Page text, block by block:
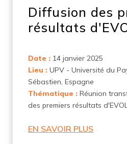
Diffusion des
résultats
Date : 14 janvier 2025
Lieu : UPV - Université du
Sébastien, Espagne
Thématique : Réunion
des premiers résultats
EN SAVOIR PLUS